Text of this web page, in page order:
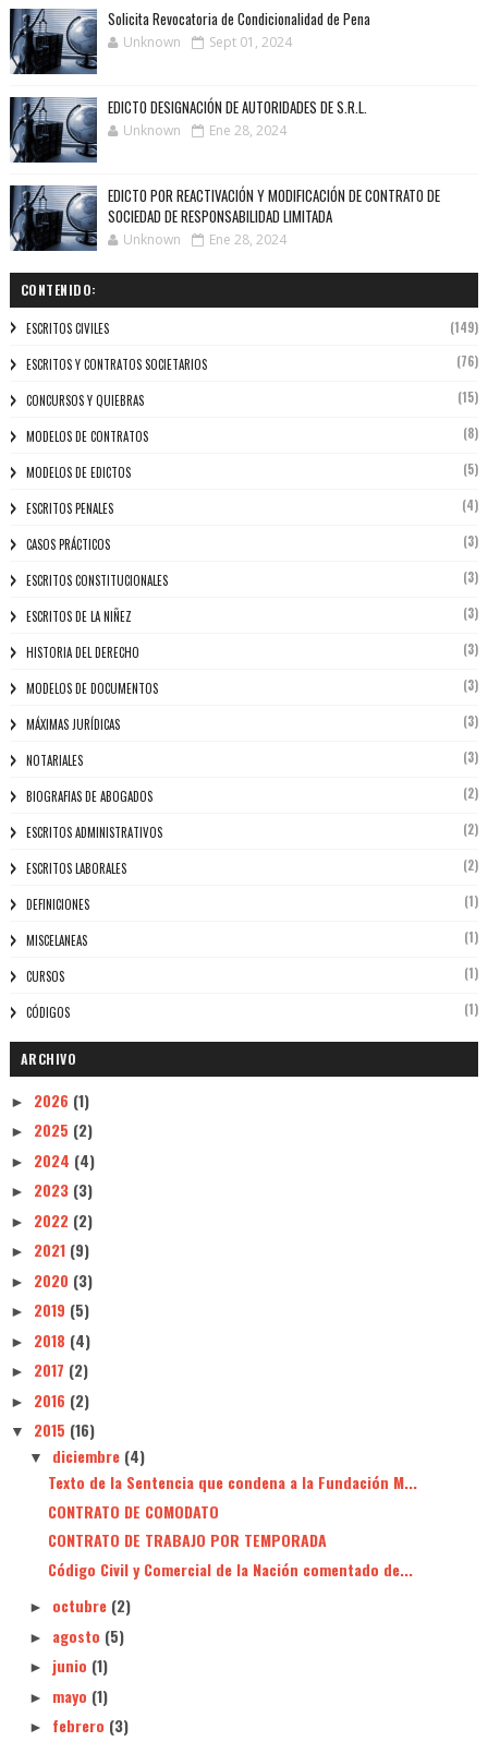
Solicita Revocatoria de Condicionalidad de Pena
Unknown Sept 01, 2024
EDICTO DESIGNACIÓN DE AUTORIDADES DE S.R.L.
Unknown Ene 28, 2024
EDICTO POR REACTIVACIÓN Y MODIFICACIÓN DE CONTRATO DE
SOCIEDAD DE RESPONSABILIDAD LIMITADA
Unknown Ene 28, 2024
CONTENIDO:
ESCRITOS CIVILES (149)
ESCRITOS Y CONTRATOS SOCIETARIOS (76)
CONCURSOS Y QUIEBRAS (15)
MODELOS DE CONTRATOS (8)
MODELOS DE EDICTOS (5)
ESCRITOS PENALES (4)
CASOS PRÁCTICOS (3)
ESCRITOS CONSTITUCIONALES (3)
ESCRITOS DE LA NIÑEZ (3)
HISTORIA DEL DERECHO (3)
MODELOS DE DOCUMENTOS (3)
MÁXIMAS JURÍDICAS (3)
NOTARIALES (3)
BIOGRAFIAS DE ABOGADOS (2)
ESCRITOS ADMINISTRATIVOS (2)
ESCRITOS LABORALES (2)
DEFINICIONES (1)
MISCELANEAS (1)
CURSOS (1)
CÓDIGOS (1)
ARCHIVO
► 2026 (1)
► 2025 (2)
► 2024 (4)
► 2023 (3)
► 2022 (2)
► 2021 (9)
► 2020 (3)
► 2019 (5)
► 2018 (4)
► 2017 (2)
► 2016 (2)
▼ 2015 (16)
▼ diciembre (4)
Texto de la Sentencia que condena a la Fundación M...
CONTRATO DE COMODATO
CONTRATO DE TRABAJO POR TEMPORADA
Código Civil y Comercial de la Nación comentado de...
► octubre (2)
► agosto (5)
► junio (1)
► mayo (1)
► febrero (3)